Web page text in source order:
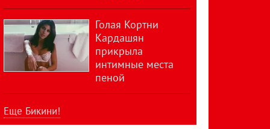
Голая Кортни
Кардашян
прикрыла
интимные места
пеной
Еще Бикини!